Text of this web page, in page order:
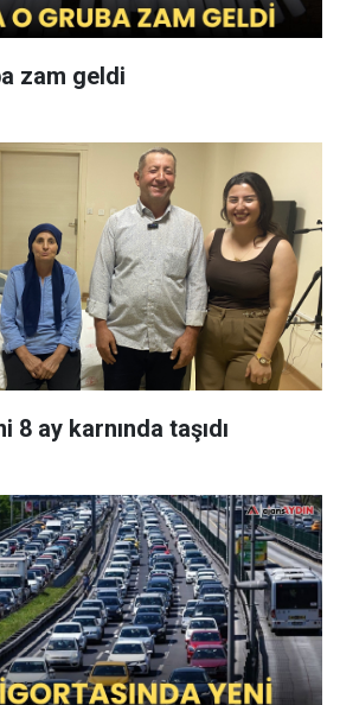
zam geldi
8 ay karnında taşıdı